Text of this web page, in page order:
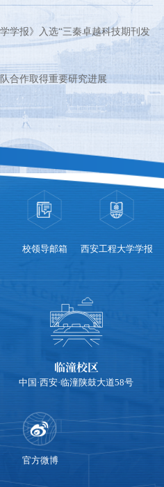
学报》入选“三秦卓越科技期刊发
合作取得重要研究进展
校领导邮箱 西安工程大学学报
临潼校区
中国·西安·临潼陕鼓大道58号
官方微博